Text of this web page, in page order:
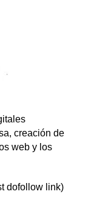
creación de
web y los
dofollow link)